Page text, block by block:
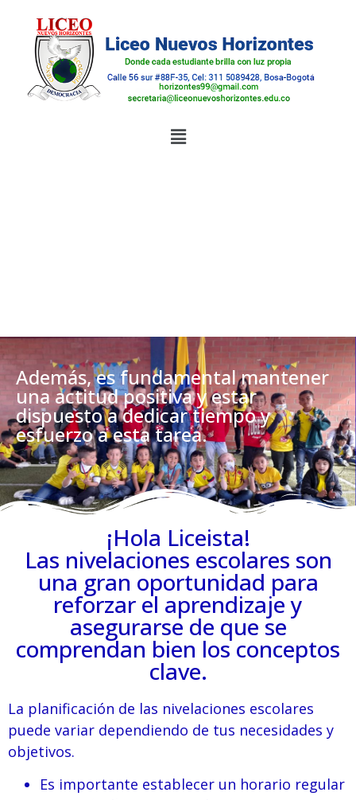
Además, es fundamental mantener
una actitud positiva y estar
dispuesto a dedicar tiempo y
esfuerzo a esta tarea.
¡Hola Liceista!
Las nivelaciones escolares son
una gran oportunidad para
reforzar el aprendizaje y
asegurarse de que se
comprendan bien los conceptos
clave.
La planificación de las nivelaciones escolares
puede variar dependiendo de tus necesidades y
objetivos.
Es importante establecer un horario regular